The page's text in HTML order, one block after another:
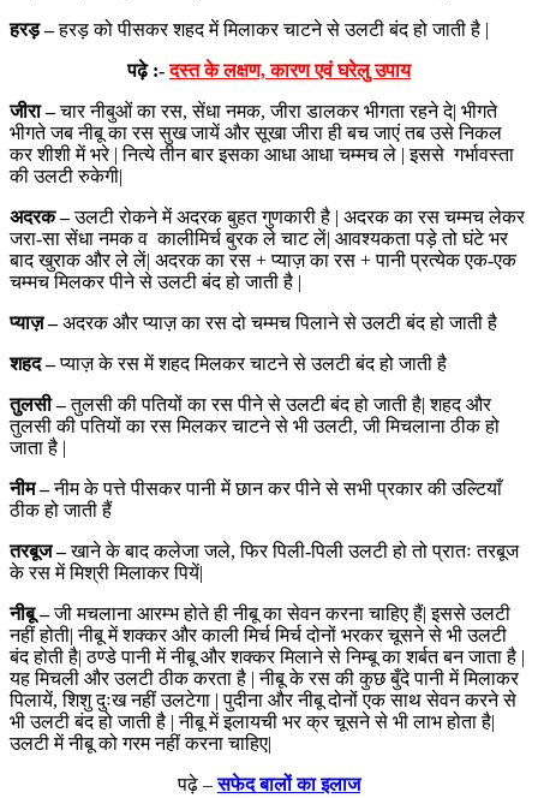
हरड़ –हरड़ को पीसकर शहद में मिलाकर चाटने से उलटी बंद हो जाती है |
पढ़े :-दस्त के लक्षण, कारण एवं घरेलु उपाय
जीरा –चार नीबुओं का रस, सेंधा नमक, जीरा डालकर भीगता रहने दे| भीगते
भीगते जब नीबू का रस सुख जायें और सूखा जीरा ही बच जाएं तब उसे निकल
कर शीशी में भरे | नित्ये तीन बार इसका आधा आधा चम्मच ले | इससे गर्भावस्ता
की उलटी रुकेगी|
अदरक –उलटी रोकने में अदरक बुहत गुणकारी है | अदरक का रस चम्मच लेकर
जरा-सा सेंधा नमक व कालीमिर्च बुरक ले चाट लें| आवश्यकता पड़े तो घंटे भर
बाद खुराक और ले लें| अदरक का रस + प्याज़ का रस + पानी प्रत्येक एक-एक
चम्मच मिलकर पीने से उलटी बंद हो जाती है |
प्याज़ –अदरक और प्याज़ का रस दो चम्मच पिलाने से उलटी बंद हो जाती है
शहद –प्याज़ के रस में शहद मिलकर चाटने से उलटी बंद हो जाती है
तुलसी –तुलसी की पतियों का रस पीने से उलटी बंद हो जाती है| शहद और
तुलसी की पतियों का रस मिलकर चाटने से भी उलटी, जी मिचलाना ठीक हो
जाता है |
नीम –नीम के पत्ते पीसकर पानी में छान कर पीने से सभी प्रकार की उल्टियाँ
ठीक हो जाती हैं
तरबूज –खाने के बाद कलेजा जले, फिर पिली-पिली उलटी हो तो प्रातः तरबूज
के रस में मिश्री मिलाकर पियें|
नीबू –जी मचलाना आरम्भ होते ही नीबू का सेवन करना चाहिए हैं| इससे उलटी
नहीं होती| नीबू में शक्कर और काली मिर्च मिर्च दोनों भरकर चूसने से भी उलटी
बंद होती है| ठण्डे पानी में नीबू और शक्कर मिलाने से निम्बू का शर्बत बन जाता है |
यह मिचली और उलटी ठीक करता है | नीबू के रस की कुछ बुँदे पानी में मिलाकर
पिलायें, शिशु दुःख नहीं उलटेगा | पुदीना और नीबू दोनों एक साथ सेवन करने से
भी उलटी बंद हो जाती है | नीबू में इलायची भर क्र चूसने से भी लाभ होता है|
उलटी में नीबू को गरम नहीं करना चाहिए|
पढ़े –सफेद बालों का इलाज